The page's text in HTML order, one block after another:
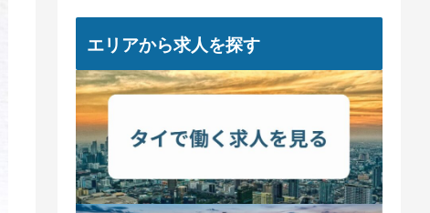
エリアから求人を探す